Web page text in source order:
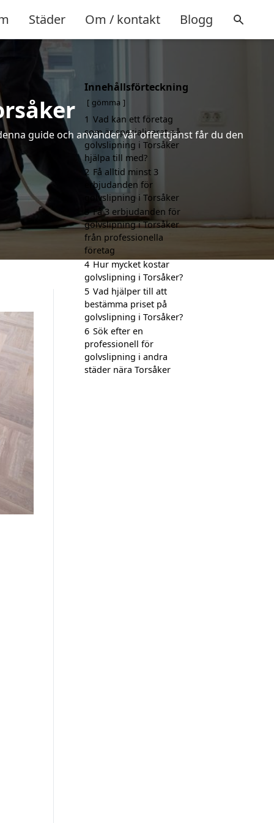
Städer Om / kontakt Blogg
guide och använder vår offerttjänst får du den
Innehållsförteckning
gömma
1 Vad kan ett företag
som är specialiserat på
golvslipning i Torsåker
hjälpa till med?
2 Få alltid minst 3
erbjudanden för
golvslipning i Torsåker
3 Få 3 erbjudanden för
golvslipning i Torsåker
från professionella
företag
4 Hur mycket kostar
golvslipning i Torsåker?
5 Vad hjälper till att
bestämma priset på
golvslipning i Torsåker?
6 Sök efter en
professionell för
golvslipning i andra
städer nära Torsåker